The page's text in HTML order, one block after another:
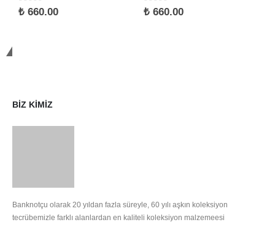
05 üzerinden
₺ 660.00 05 üzerinden
₺ 660.00
BIZ KIMIZ
Banknotçu olarak 20 yıldan fazla süreyle, 60 yılı aşkın koleksiyon
tecrübemizle farklı alanlardan en kaliteli koleksiyon malzemeesi